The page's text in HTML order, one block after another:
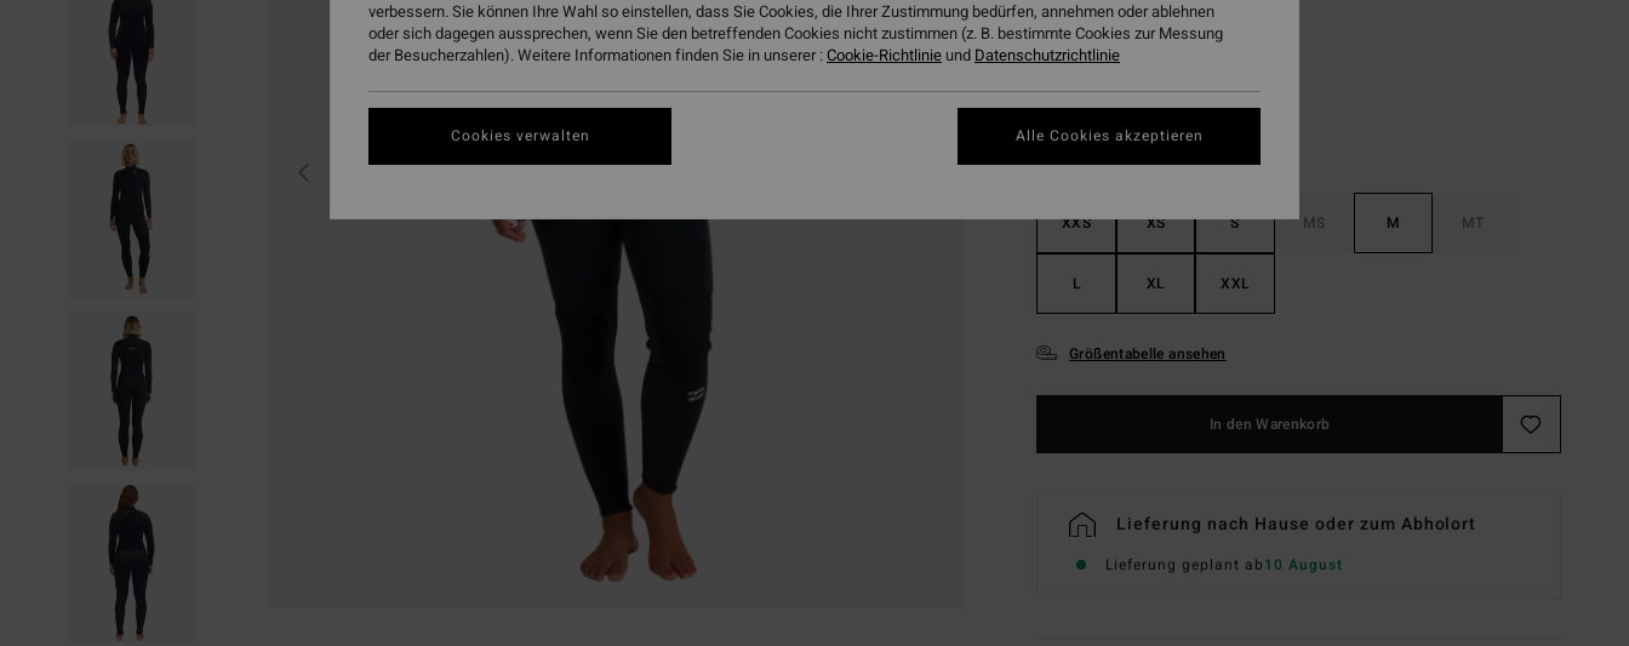
FarbeBlack Fade
XXS XS S MS M MT
L XL XXL
Größentabelle ansehen
In den Warenkorb
Lieferung nach Hause oder zum Abholort
Lieferung geplant ab10 August
verbessern. Sie können Ihre Wahl so einstellen, dass Sie Cookies, die Ihrer Zustimmung bedürfen, annehmen oder ablehnen
oder sich dagegen aussprechen, wenn Sie den betreffenden Cookies nicht zustimmen (z. B. bestimmte Cookies zur Messung
der Besucherzahlen). Weitere Informationen finden Sie in unserer :Cookie-Richtlinie und Datenschutzrichtlinie
Cookies verwalten Alle Cookies akzeptieren